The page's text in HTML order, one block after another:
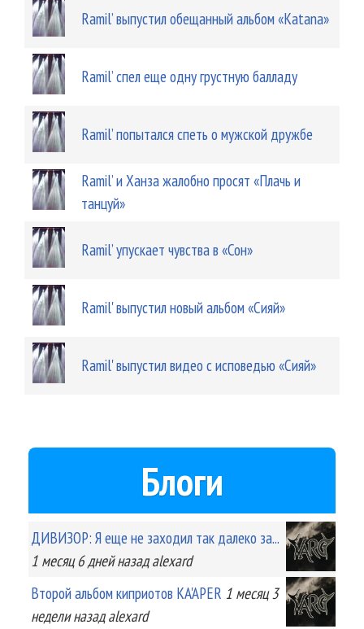
Ramil’ выпустил обещанный альбом «Katana»
Ramil’ спел еще одну грустную балладу
Ramil’ попытался спеть о мужской дружбе
Ramil’ и Ханза жалобно просят «Плачь и
танцуй»
Ramil’ упускает чувства в «Сон»
Ramil' выпустил новый альбом «Сияй»
Ramil' выпустил видео с исповедью «Сияй»
Блоги
ДИВИЗОР: Я еще не заходил так далеко за...
1 месяц 6 днейназад alexard
Второй альбом киприотов KA'APER 1 месяц 3
неделиназад alexard